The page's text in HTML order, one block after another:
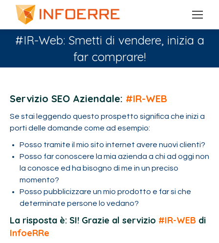
#IR-Web: Smetti di vendere, inizia a
far comprare!
Servizio SEO Aziendale: #IR-WEB
Se stai leggendo questo prospetto significa che inizi a
porti delle domande come ad esempio:
Posso tramite il mio sito internet avere nuovi clienti?
Posso far conoscere la mia azienda a chi ad oggi non
la conosce ed ha bisogno di me in un preciso
momento?
Posso pubblicizzare un mio prodotto e far si che
determinate persone lo vedano?
La risposta è: SI! Grazie al servizio #IR-WEB di
InfoeRRe